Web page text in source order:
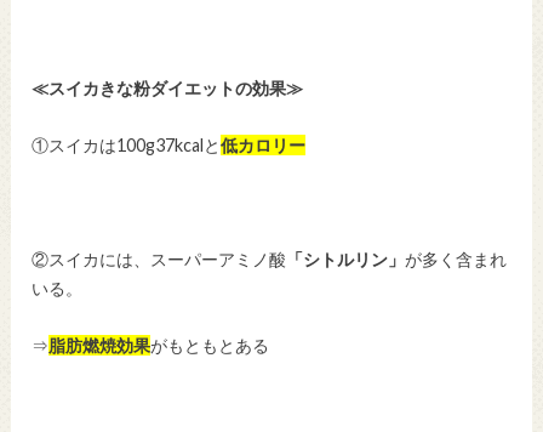
≪スイカきな粉ダイエットの効果≫
①スイカは100g37kcalと低カロリー
②スイカには、スーパーアミノ酸 「シトルリン」が多く含まれ
いる。
⇒脂肪燃焼効果がもともとある